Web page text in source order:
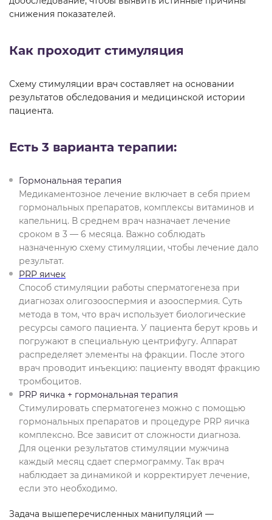
снижения показателей.
Как проходит стимуляция
Схему стимуляции врач составляет на основании
результатов обследования и медицинской истории
пациента.
Есть 3 варианта терапии:
Гормональная терапия
Медикаментозное лечение включает в себя прием
гормональных препаратов, комплексы витаминов и
капельниц. В среднем врач назначает лечение
сроком в 3 — 6 месяца. Важно соблюдать
назначенную схему стимуляции, чтобы лечение дало
результат.
PRP яичек
Способ стимуляции работы сперматогенеза при
диагнозах олигозооспермия и азооспермия. Суть
метода в том, что врач использует биологические
ресурсы самого пациента. У пациента берут кровь и
погружают в специальную центрифугу. Аппарат
распределяет элементы на фракции. После этого
врач проводит инъекцию: пациенту вводят фракцию
тромбоцитов.
PRP яичка + гормональная терапия
Стимулировать сперматогенез можно с помощью
гормональных препаратов и процедуре PRP яичка
комплексно. Все зависит от сложности диагноза.
Для оценки результатов стимуляции мужчина
каждый месяц сдает спермограмму. Так врач
наблюдает за динамикой и корректирует лечение,
если это необходимо.
Задача вышеперечисленных манипуляций —